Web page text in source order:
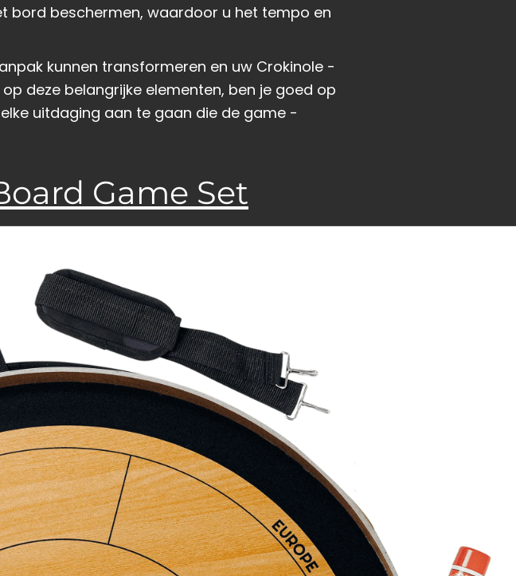
bord beschermen, waardoor u het tempo en
kunnen transformeren en uw Crokinole -
deze belangrijke elementen, ben je goed op
uitdaging aan te gaan die de game -
Game Set